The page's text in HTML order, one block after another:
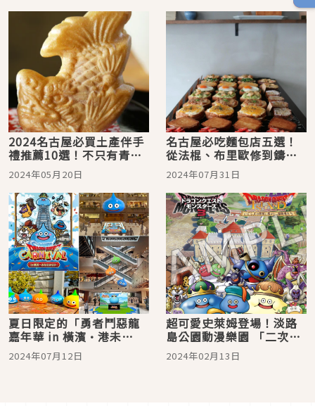
2024名古屋必買土產伴手
禮推薦10選！不只有青柳
總本家，回去時滿載而歸
的美味
2024年05月20日
名古屋必吃麵包店五選！
從法棍、布里歐修到鑄鐵
鍋麵包都有
2024年07月31日
夏日限定的「勇者鬥惡龍
嘉年華 in 橫濱·港未
來」！粉絲不能錯過的史
萊姆系列活動即將展開
2024年07月12日
超可愛史萊姆登場！淡路
島公園動漫樂園 「二次元
之森」 《勇者鬥惡龍》 開
賣紀念活動只到三月底為
2024年02月13日